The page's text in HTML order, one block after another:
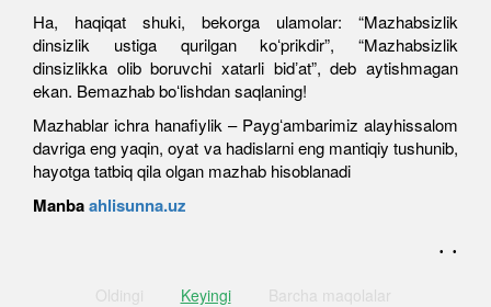
Ha, haqiqat shuki, bekorga ulamolar: “Mazhabsizlik
dinsizlik ustiga qurilgan koʻprikdir”, “Mazhabsizlik
dinsizlikka olib boruvchi xatarli bidʼat”, deb aytishmagan
ekan. Bemazhab boʻlishdan saqlaning!
Mazhablar ichra hanafiylik – Paygʻambarimiz alayhissalom
davriga eng yaqin, oyat va hadislarni eng mantiqiy tushunib,
hayotga tatbiq qila olgan mazhab hisoblanadi
Manbaahlisunna.uz
. .
Oldingi Keyingi Barcha maqolalar